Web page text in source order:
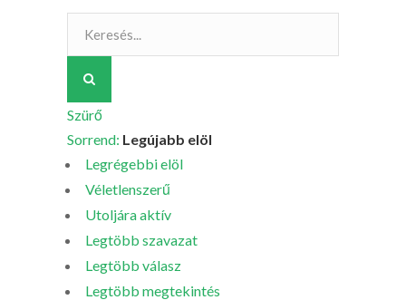
Szürő
Sorrend: Legújabb elöl
Legrégebbi elöl
Véletlenszerű
Utoljára aktív
Legtöbb szavazat
Legtöbb válasz
Legtöbb megtekintés